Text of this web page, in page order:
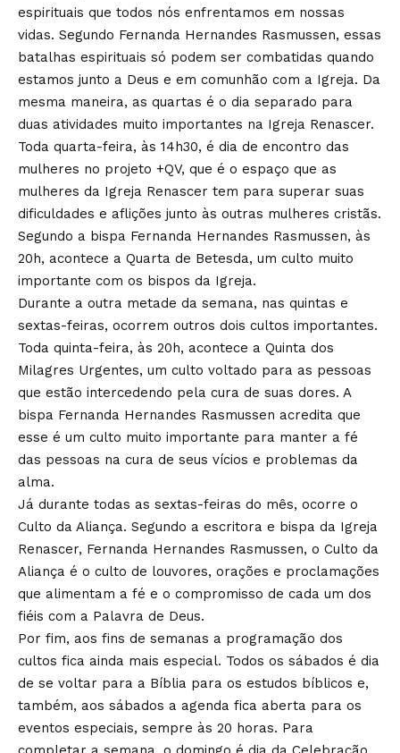
espirituais que todos nós enfrentamos em nossas
vidas. Segundo Fernanda Hernandes Rasmussen, essas
batalhas espirituais só podem ser combatidas quando
estamos junto a Deus e em comunhão com a Igreja. Da
mesma maneira, as quartas é o dia separado para
duas atividades muito importantes na Igreja Renascer.
Toda quarta-feira, às 14h30, é dia de encontro das
mulheres no projeto +QV, que é o espaço que as
mulheres da Igreja Renascer tem para superar suas
dificuldades e aflições junto às outras mulheres cristãs.
Segundo a bispa Fernanda Hernandes Rasmussen, às
20h, acontece a Quarta de Betesda, um culto muito
importante com os bispos da Igreja.
Durante a outra metade da semana, nas quintas e
sextas-feiras, ocorrem outros dois cultos importantes.
Toda quinta-feira, às 20h, acontece a Quinta dos
Milagres Urgentes, um culto voltado para as pessoas
que estão intercedendo pela cura de suas dores. A
bispa Fernanda Hernandes Rasmussen acredita que
esse é um culto muito importante para manter a fé
das pessoas na cura de seus vícios e problemas da
alma.
Já durante todas as sextas-feiras do mês, ocorre o
Culto da Aliança. Segundo a escritora e bispa da Igreja
Renascer, Fernanda Hernandes Rasmussen, o Culto da
Aliança é o culto de louvores, orações e proclamações
que alimentam a fé e o compromisso de cada um dos
fiéis com a Palavra de Deus.
Por fim, aos fins de semanas a programação dos
cultos fica ainda mais especial. Todos os sábados é dia
de se voltar para a Bíblia para os estudos bíblicos e,
também, aos sábados a agenda fica aberta para os
eventos especiais, sempre às 20 horas. Para